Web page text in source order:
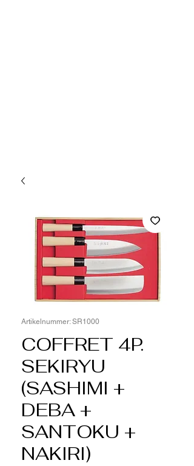
Artikelnummer: SR1000
COFFRET 4P.
SEKIRYU
(SASHIMI +
DEBA +
SANTOKU +
NAKIRI)